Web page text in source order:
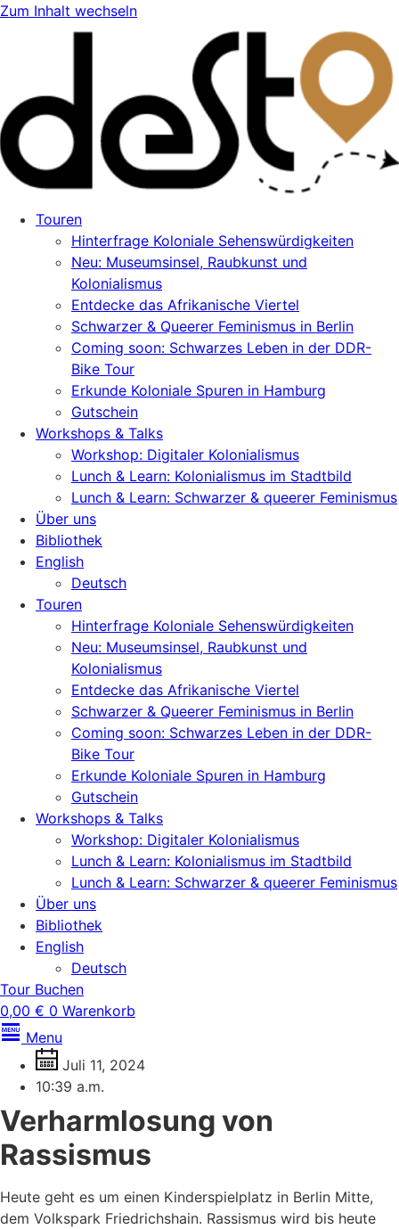
Zum Inhalt wechseln
Touren
Hinterfrage Koloniale Sehenswürdigkeiten
Neu: Museumsinsel, Raubkunst und
Kolonialismus
Entdecke das Afrikanische Viertel
Schwarzer & Queerer Feminismus in Berlin
Coming soon: Schwarzes Leben in der DDR-
Bike Tour
Erkunde Koloniale Spuren in Hamburg
Gutschein
Workshops & Talks
Workshop: Digitaler Kolonialismus
Lunch & Learn: Kolonialismus im Stadtbild
Lunch & Learn: Schwarzer & queerer Feminismus
Über uns
Bibliothek
English
Deutsch
Touren
Hinterfrage Koloniale Sehenswürdigkeiten
Neu: Museumsinsel, Raubkunst und
Kolonialismus
Entdecke das Afrikanische Viertel
Schwarzer & Queerer Feminismus in Berlin
Coming soon: Schwarzes Leben in der DDR-
Bike Tour
Erkunde Koloniale Spuren in Hamburg
Gutschein
Workshops & Talks
Workshop: Digitaler Kolonialismus
Lunch & Learn: Kolonialismus im Stadtbild
Lunch & Learn: Schwarzer & queerer Feminismus
Über uns
Bibliothek
English
Deutsch
Tour Buchen
0,00 € 0 Warenkorb
Menu
Juli 11, 2024
10:39 a.m.
Verharmlosung von
Rassismus
Heute geht es um einen Kinderspielplatz in Berlin Mitte,
dem Volkspark Friedrichshain. Rassismus wird bis heute